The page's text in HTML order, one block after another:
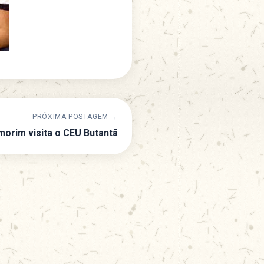
PRÓXIMA POSTAGEM →
visita o CEU Butantã